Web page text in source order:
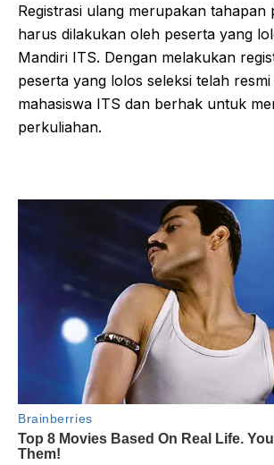
Registrasi ulang merupakan tahapan
harus dilakukan oleh peserta yang
Mandiri ITS. Dengan melakukan
peserta yang lolos seleksi telah resmi
mahasiswa ITS dan berhak untuk
perkuliahan.